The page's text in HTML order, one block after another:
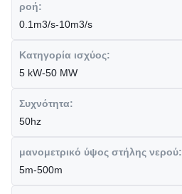
ροή:
0.1m3/s-10m3/s
Κατηγορία ισχύος:
5 kW-50 MW
Συχνότητα:
50hz
μανομετρικό ύψος στήλης νερού:
5m-500m